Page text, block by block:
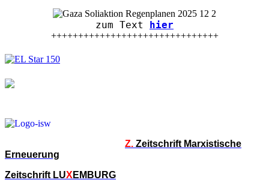
zum Text hier
+++++++++++++++++++++++++++++++
Z. Zeitschrift Marxistische
Erneuerung
Zeitschrift LUX EMBURG